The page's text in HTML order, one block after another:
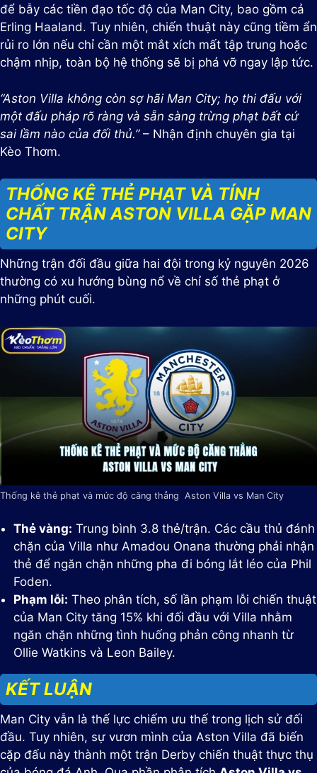
để bẫy các tiền đạo tốc độ của Man City, bao gồm cả
Erling Haaland. Tuy nhiên, chiến thuật này cũng tiềm ẩn
rủi ro lớn nếu chỉ cần một mắt xích mất tập trung hoặc
chậm nhịp, toàn bộ hệ thống sẽ bị phá vỡ ngay lập tức.
“Aston Villa không còn sợ hãi Man City; họ thi đấu với
một đấu pháp rõ ràng và sẵn sàng trừng phạt bất cứ
sai lầm nào của đối thủ.”– Nhận định chuyên gia tại
Kèo Thơm.
THỐNG KÊ THẺ PHẠT VÀ TÍNH
CHẤT TRẬN ASTON VILLA GẶP MAN
CITY
Những trận đối đầu giữa hai đội trong kỷ nguyên 2026
thường có xu hướng bùng nổ về chỉ số thẻ phạt ở
những phút cuối.
Thống kê thẻ phạt và mức độ căng thẳng Aston Villa vs Man City
Thẻ vàng: Trung bình 3.8 thẻ/trận. Các cầu thủ đánh
chặn của Villa như Amadou Onana thường phải nhận
thẻ để ngăn chặn những pha đi bóng lắt léo của Phil
Foden.
Phạm lỗi: Theo phân tích, số lần phạm lỗi chiến thuật
của Man City tăng 15% khi đối đầu với Villa nhằm
ngăn chặn những tình huống phản công nhanh từ
Ollie Watkins và Leon Bailey.
KẾT LUẬN
Man City vẫn là thế lực chiếm ưu thế trong lịch sử đối
đầu. Tuy nhiên, sự vươn mình của Aston Villa đã biến
cặp đấu này thành một trận Derby chiến thuật thực thụ